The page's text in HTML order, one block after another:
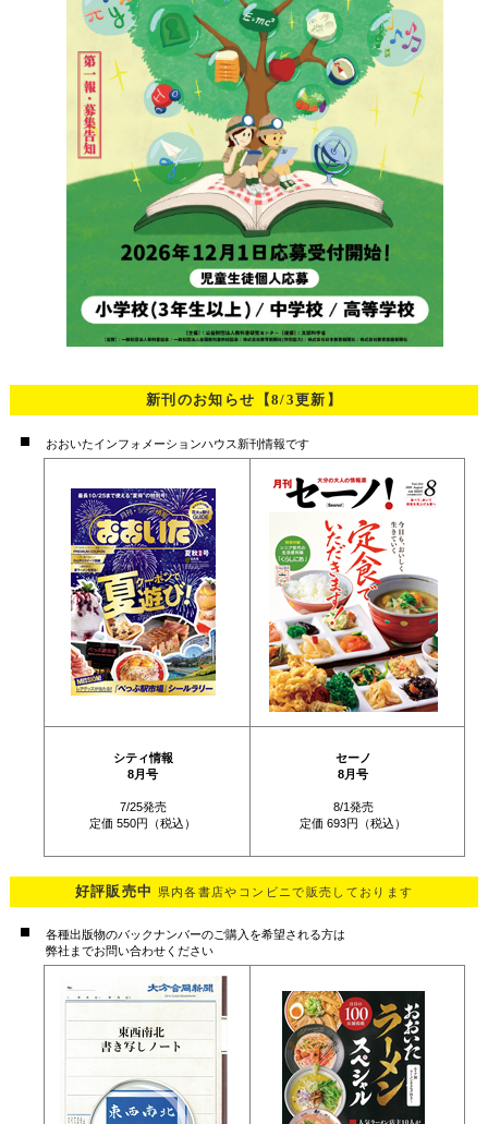
新刊のお知らせ 【8/3更新】
おおいたインフォメーションハウス新刊情報です
シティ情報
8月号
7/25発売
定価 550円（税込）
セーノ
8月号
8/1発売
定価 693円（税込）
好評販売中 県内各書店やコンビニで販売しております
各種出版物のバックナンバーのご購入を希望される方は
弊社までお問い合わせください